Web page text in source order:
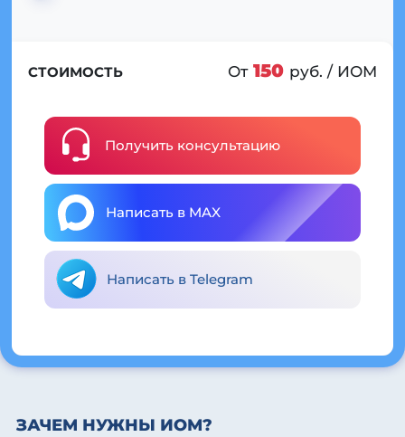
СТОИМОСТЬ От 150 руб. / ИОМ
Получить консультацию
Написать в MAX
Написать в Telegram
ЗАЧЕМ НУЖНЫ ИОМ?